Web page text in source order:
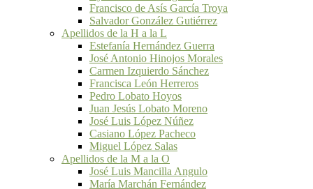
Francisco de Asís García Troya
Salvador González Gutiérrez
Apellidos de la H a la L
Estefanía Hernández Guerra
José Antonio Hinojos Morales
Carmen Izquierdo Sánchez
Francisca León Herreros
Pedro Lobato Hoyos
Juan Jesús Lobato Moreno
José Luis López Núñez
Casiano López Pacheco
Miguel López Salas
Apellidos de la M a la O
José Luis Mancilla Angulo
María Marchán Fernández